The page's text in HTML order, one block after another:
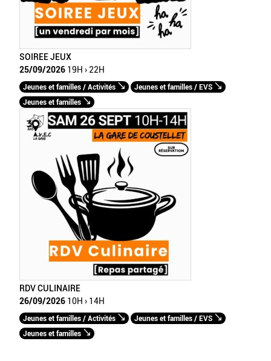
SOIREE JEUX
25/09/2026 19H › 22H
Jeunes et familles / Activités
Jeunes et familles / EVS
Jeunes et familles
RDV CULINAIRE
26/09/2026 10H › 14H
Jeunes et familles / Activités
Jeunes et familles / EVS
Jeunes et familles